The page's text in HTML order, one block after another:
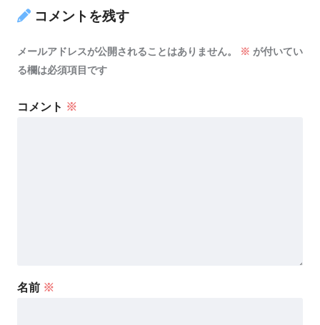
コメントを残す
メールアドレスが公開されることはありません。 ※ が付いてい
る欄は必須項目です
コメント ※
名前 ※